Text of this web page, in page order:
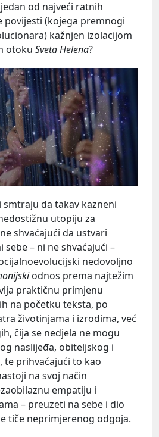
od najveći ratnih
povijesti (kojega premnogi
kažnjen izolacijom
otoku Sveta Helena?
da takav kazneni
utopiju za
shvaćajući da ustvari
– ni ne shvaćajući –
nedovoljno
odnos prema najtežim
praktičnu primjenu
na početku teksta, po
životinjama i izrodima, već
čija se nedjela ne mogu
naslijeđa, obiteljskog i
prihvaćajući to kao
na svoj način
empatiju i
– preuzeti na sebe i dio
tiče neprimjerenog odgoja.